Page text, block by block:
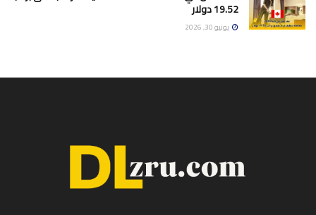
19.52 دولار
يونيو 30, 2026